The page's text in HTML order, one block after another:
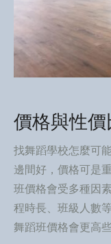
價格與性價
找舞蹈學校怎麼可
邊間好，價格可是
班價格會受多種因
程時長、班級人數
舞蹈班價格會更高些